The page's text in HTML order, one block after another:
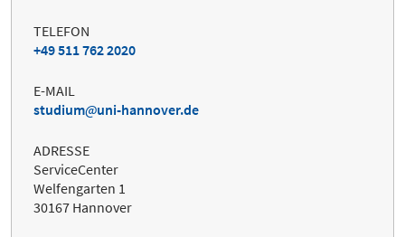
TELEFON
+49 511 762 2020
E-MAIL
studium
uni-hannover.de
ADRESSE
ServiceCenter
Welfengarten 1
30167 Hannover